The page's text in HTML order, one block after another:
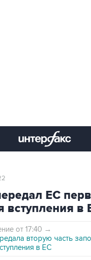
ЕС
вступления в
от 17:40 →
вторую часть
в ЕС